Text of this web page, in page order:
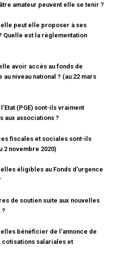
amateur peuvent elle se tenir ?
peut elle proposer à ses
Quelle est la règlementation
avoir accès au fonds de
niveau national ? (au 22 mars
(PGE) sont-ils vraiment
aux associations ?
fiscales et sociales sont-ils
2 novembre 2020)
éligibles au Fonds d'urgence
de soutien suite aux nouvelles
bénéficier de l’annonce de
cotisations salariales et